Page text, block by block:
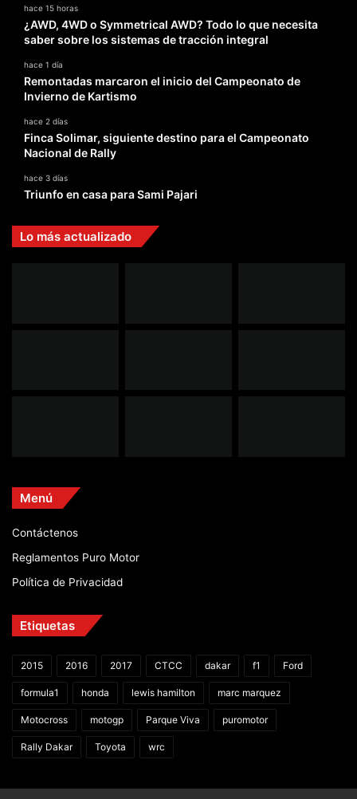
hace 15 horas
¿AWD, 4WD o Symmetrical AWD? Todo lo que necesita
saber sobre los sistemas de tracción integral
hace 1 día
Remontadas marcaron el inicio del Campeonato de
Invierno de Kartismo
hace 2 días
Finca Solimar, siguiente destino para el Campeonato
Nacional de Rally
hace 3 días
Triunfo en casa para Sami Pajari
Lo más actualizado
Menú
Contáctenos
Reglamentos Puro Motor
Política de Privacidad
Etiquetas
2015 2016 2017 CTCC dakar f1 Ford
formula1 honda lewis hamilton marc marquez
Motocross motogp Parque Viva puromotor
Rally Dakar Toyota wrc